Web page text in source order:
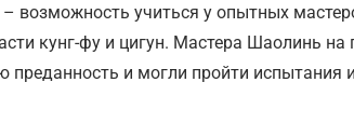
возможность учиться у опытных
кунг-фу и цигун. Мастера Шаолинь на
и могли пройти испытания